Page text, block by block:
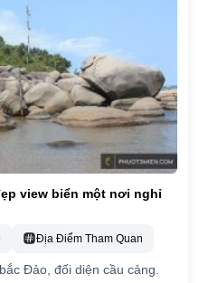
view biển một nơi nghỉ
Địa Điểm Tham Quan
Đảo, đối diện cầu cảng.